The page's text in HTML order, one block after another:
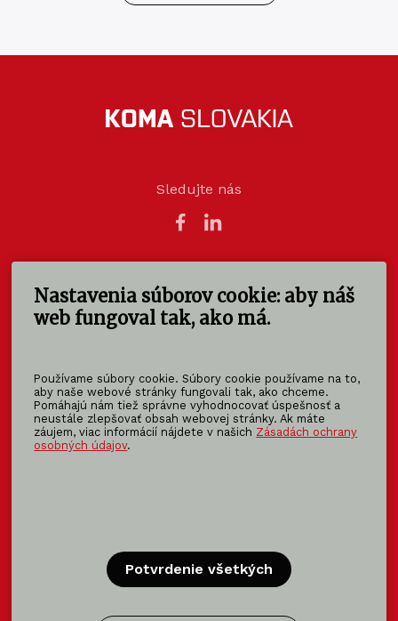
Nastavenia súborov cookie: aby náš
web fungoval tak, ako má.
Používame súbory cookie. Súbory cookie používame na to,
aby naše webové stránky fungovali tak, ako chceme.
Pomáhajú nám tiež správne vyhodnocovať úspešnosť a
neustále zlepšovať obsah webovej stránky. Ak máte
záujem, viac informácií nájdete v našich Zásadách ochrany
osobných údajov.
Potvrdenie všetkých
Sledujte nás
KOMA SLOVAKIA s.r.o.
Štúrova 140
949 01 Nitra - Mlynárce
info@koma-slovakia.sk
+ 421 37 6518 325
Patríme do rodiny KOMA FAMILY